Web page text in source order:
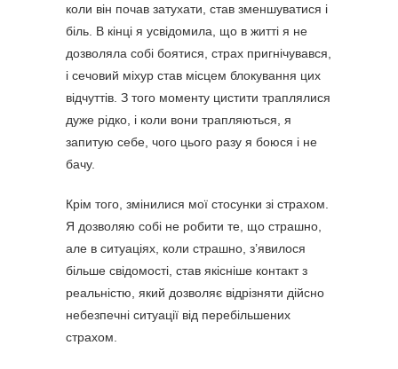
коли він почав затухати, став зменшуватися і
біль. В кінці я усвідомила, що в житті я не
дозволяла собі боятися, страх пригнічувався,
і сечовий міхур став місцем блокування цих
відчуттів. З того моменту цистити траплялися
дуже рідко, і коли вони трапляються, я
запитую себе, чого цього разу я боюся і не
бачу.
Крім того, змінилися мої стосунки зі страхом.
Я дозволяю собі не робити те, що страшно,
але в ситуаціях, коли страшно, з’явилося
більше свідомості, став якісніше контакт з
реальністю, який дозволяє відрізняти дійсно
небезпечні ситуації від перебільшених
страхом.